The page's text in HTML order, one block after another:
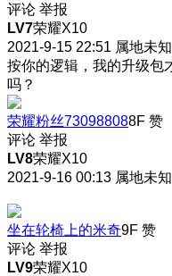
评论 举报
LV7荣耀X10
2021-9-15 22:51 属地未知
按你的逻辑，我的升级包
吗？
荣耀粉丝730988088F 赞
评论 举报
LV8荣耀X10
2021-9-16 00:13 属地未知
坐在轮椅上的米奇9F 赞
评论 举报
LV9荣耀X10